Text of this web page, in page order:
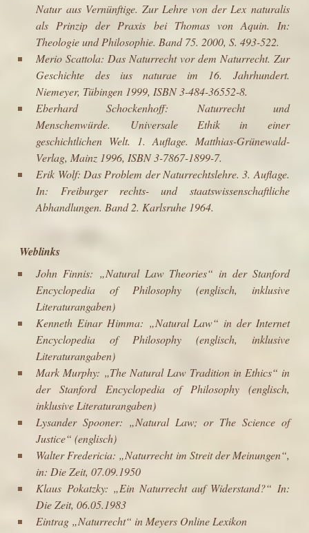
Natur aus Vernünftige. Zur Lehre von der Lex naturalis
als Prinzip der Praxis bei Thomas von Aquin. In:
Theologie und Philosophie. Band 75. 2000, S. 493-522.
Merio Scattola: Das Naturrecht vor dem Naturrecht. Zur
Geschichte des ius naturae im 16. Jahrhundert.
Niemeyer, Tübingen 1999, ISBN 3-484-36552-8.
Eberhard Schockenhoff: Naturrecht und
Menschenwürde. Universale Ethik in einer
geschichtlichen Welt. 1. Auflage. Matthias-Grünewald-
Verlag, Mainz 1996, ISBN 3-7867-1899-7.
Erik Wolf: Das Problem der Naturrechtslehre. 3. Auflage.
In: Freiburger rechts- und staatswissenschaftliche
Abhandlungen. Band 2. Karlsruhe 1964.
Weblinks
John Finnis: „Natural Law Theories“ in der Stanford
Encyclopedia of Philosophy (englisch, inklusive
Literaturangaben)
Kenneth Einar Himma: „Natural Law“ in der Internet
Encyclopedia of Philosophy (englisch, inklusive
Literaturangaben)
Mark Murphy: „The Natural Law Tradition in Ethics“ in
derStanford Encyclopedia of Philosophy(englisch,
inklusive Literaturangaben)
Lysander Spooner: „Natural Law; or The Science of
Justice“ (englisch)
Walter Fredericia: „Naturrecht im Streit der Meinungen“,
in: Die Zeit, 07.09.1950
Klaus Pokatzky: „Ein Naturrecht auf Widerstand?“ In:
Die Zeit, 06.05.1983
Eintrag „Naturrecht“ in Meyers Online Lexikon